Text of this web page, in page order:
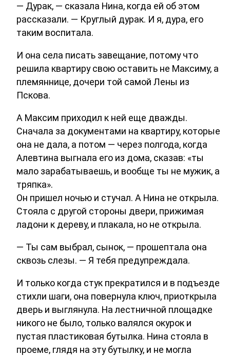
— Дурак, — сказала Нина, когда ей об этом
рассказали. — Круглый дурак. И я, дура, его
таким воспитала.
И она села писать завещание, потому что
решила квартиру свою оставить не Максиму, а
племяннице, дочери той самой Лены из
Пскова.
А Максим приходил к ней еще дважды.
Сначала за документами на квартиру, которые
она не дала, а потом — через полгода, когда
Алевтина выгнала его из дома, сказав: «ты
мало зарабатываешь, и вообще ты не мужик, а
тряпка».
Он пришел ночью и стучал. А Нина не открыла.
Стояла с другой стороны двери, прижимая
ладони к дереву, и плакала, но не открыла.
— Ты сам выбрал, сынок, — прошептала она
сквозь слезы. — Я тебя предупреждала.
И только когда стук прекратился и в подъезде
стихли шаги, она повернула ключ, приоткрыла
дверь и выглянула. На лестничной площадке
никого не было, только валялся окурок и
пустая пластиковая бутылка. Нина стояла в
проеме, глядя на эту бутылку, и не могла